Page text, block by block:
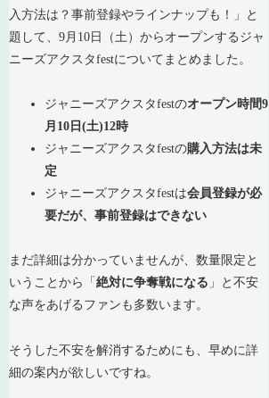
入方法は？事前登録やラインナップも！」と
題して、9月10日（土）からオープンするジャ
ニーズアクスタfestについてまとめました。
ジャニーズアクスタfestのオープン時間9
月10日(土)12時
ジャニーズアクスタfestの購入方法は未
定
ジャニーズアクスタfestは会員登録が必
要だが、事前登録はできない
まだ詳細は分かっていませんが、数量限定と
いうことから「絶対に争奪戦になる 」と不安
な声をあげるファンも多数います。
そうした不安を解消するためにも、早めに詳
細の案内が欲しいですね。